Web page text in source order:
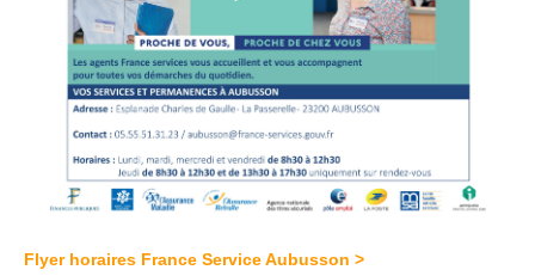
Flyer horaires France Service Aubusson >